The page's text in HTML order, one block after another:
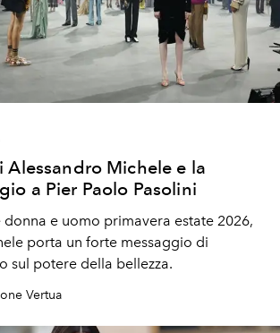
Alessandro Michele e la
a Pier Paolo Pasolini
donna e uomo primavera estate 2026,
porta un forte messaggio di
sul potere della bellezza.
Vertua